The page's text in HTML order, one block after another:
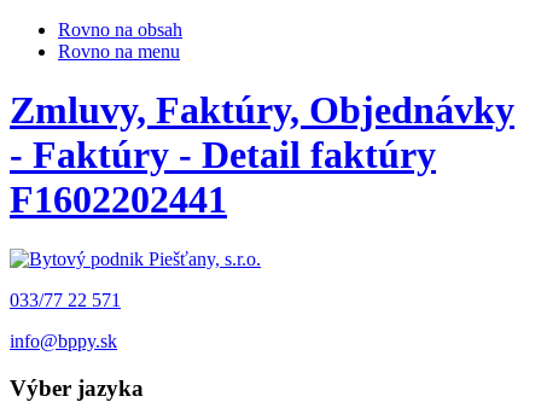
Rovno na obsah
Rovno na menu
Zmluvy, Faktúry, Objednávky
- Faktúry - Detail faktúry
F1602202441
033/77 22 571
info@bppy.sk
Výber jazyka